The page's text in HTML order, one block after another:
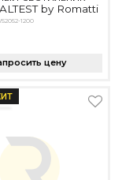
by Romatti
1200
цену